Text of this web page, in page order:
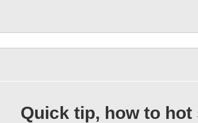
Quick tip, how to